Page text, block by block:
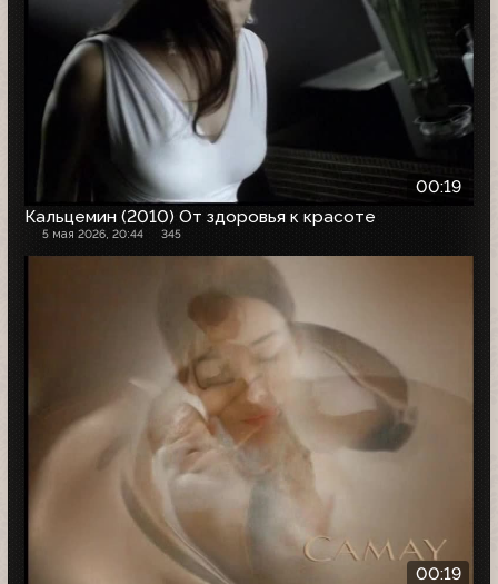
00:19
Кальцемин (2010) От здоровья к красоте
5 мая 2026, 20:44 345
00:19